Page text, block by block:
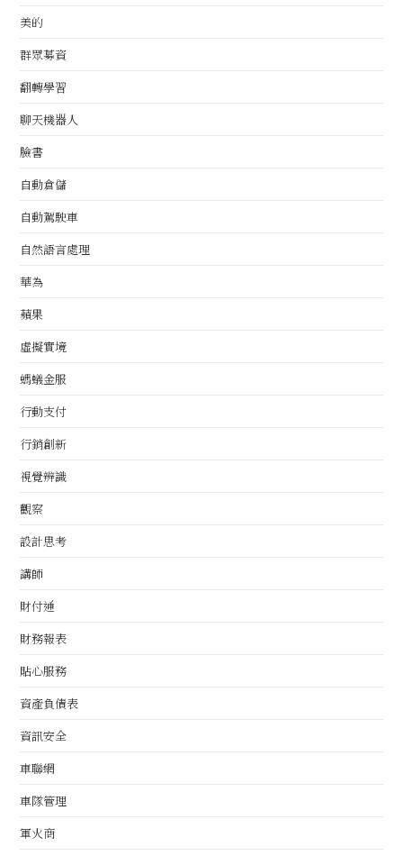
美的
群眾募資
翻轉學習
聊天機器人
臉書
自動倉儲
自動駕駛車
自然語言處理
華為
蘋果
虛擬實境
螞蟻金服
行動支付
行銷創新
視覺辨識
觀察
設計思考
講師
財付通
財務報表
貼心服務
資產負債表
資訊安全
車聯網
車隊管理
軍火商